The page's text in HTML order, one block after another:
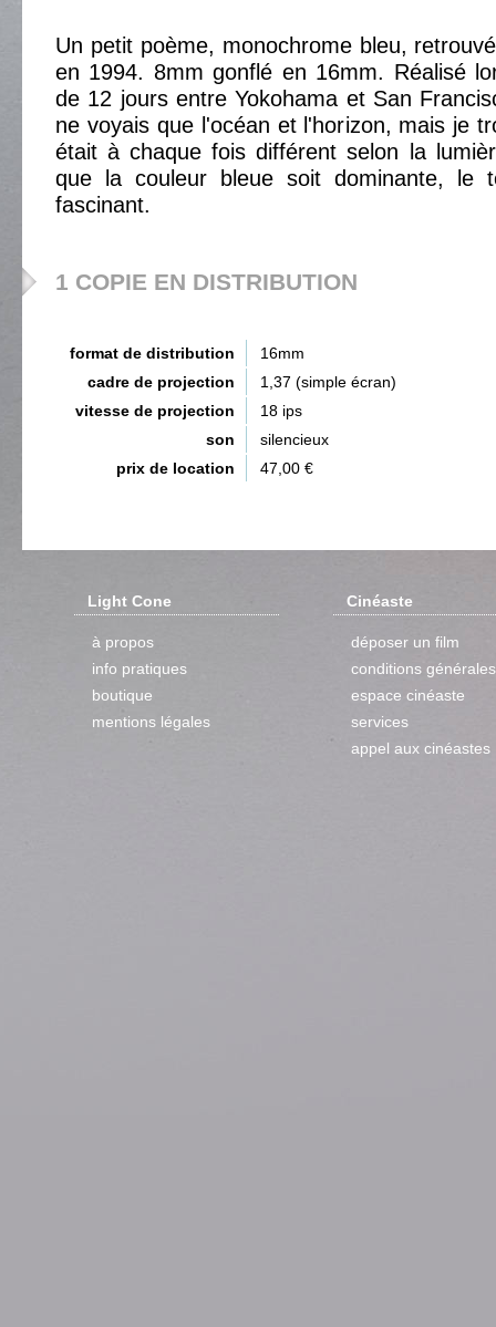
Un petit poème, monochrome bleu,
en 1994. 8mm gonflé en 16mm. Réalisé
de 12 jours entre Yokohama et San
ne voyais que l'océan et l'horizon, mais je
était à chaque fois différent selon la
que la couleur bleue soit dominante, le
fascinant.
1 COPIE EN DISTRIBUTION
format de distribution
16mm
cadre de projection
1,37 (simple écran)
vitesse de projection
18 ips
son
silencieux
prix de location
47,00 €
Light Cone
à propos
info pratiques
boutique
mentions légales
Cinéaste
déposer un film
conditions générales
espace cinéaste
services
appel aux cinéastes